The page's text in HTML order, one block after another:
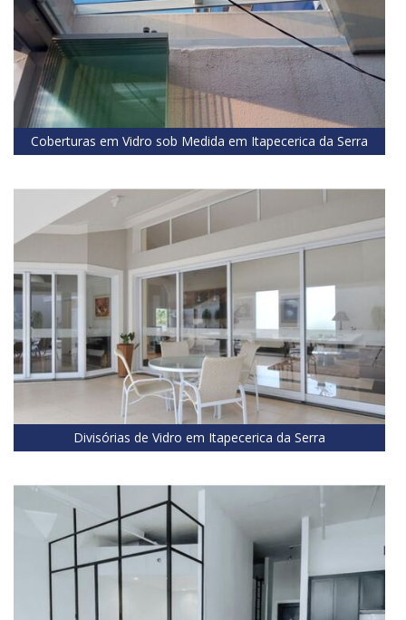
Coberturas em Vidro sob Medida em Itapecerica da Serra
Divisórias de Vidro em Itapecerica da Serra